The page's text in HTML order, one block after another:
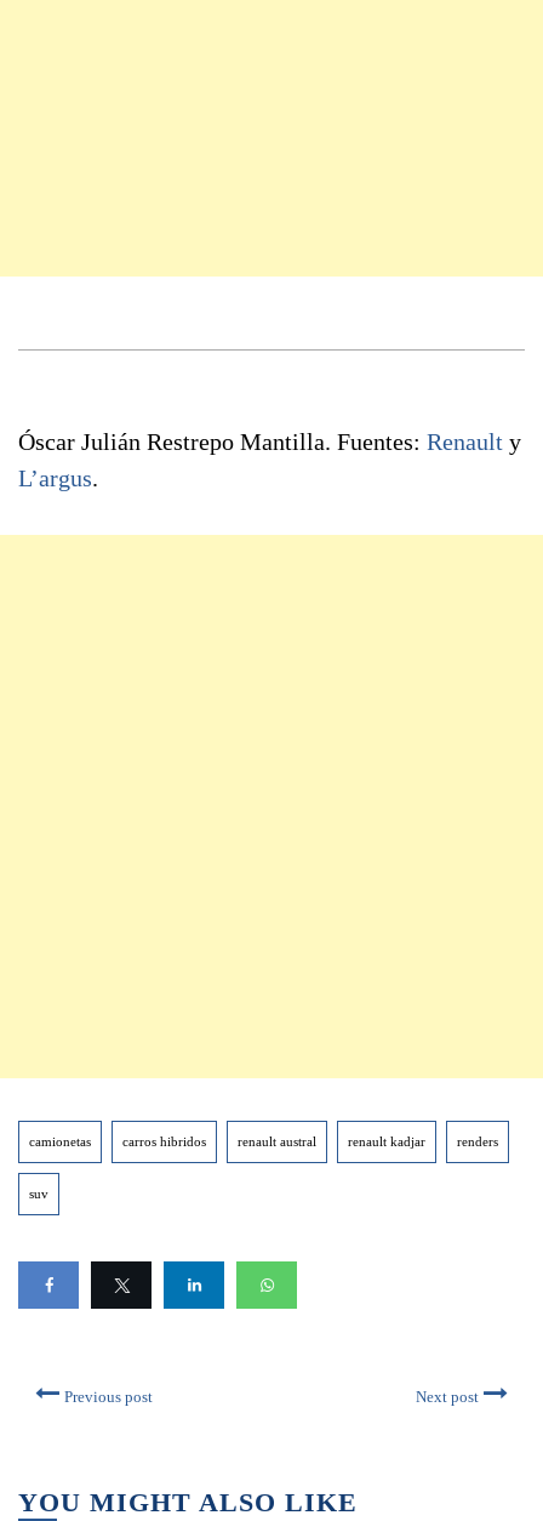
Óscar Julián Restrepo Mantilla. Fuentes: Renault y
L’argus.
camionetas carros hibridos renault austral renault kadjar renders
suv
Previous post Next post
YOU MIGHT ALSO LIKE